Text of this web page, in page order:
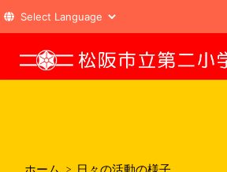
テ
ホーム > 日々の活動の様子